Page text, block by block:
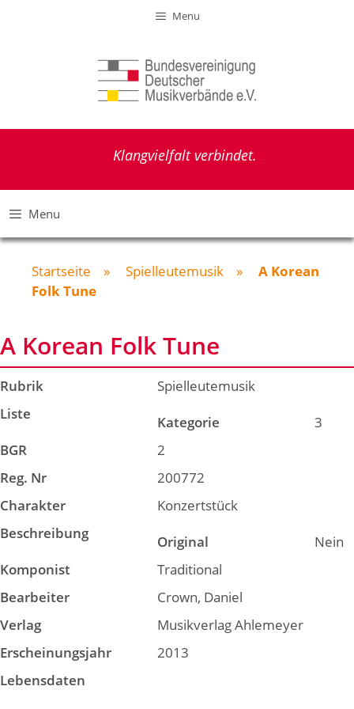
Menu
Klangvielfalt verbindet.
Menu
Startseite » Spielleutemusik » A Korean
Folk Tune
A Korean Folk Tune
Rubrik
Spielleutemusik
Liste
Kategorie
3
BGR
2
Reg. Nr
200772
Charakter
Konzertstück
Beschreibung
Original
Nein
Komponist
Traditional
Bearbeiter
Crown, Daniel
Verlag
Musikverlag Ahlemeyer
Erscheinungsjahr
2013
Lebensdaten